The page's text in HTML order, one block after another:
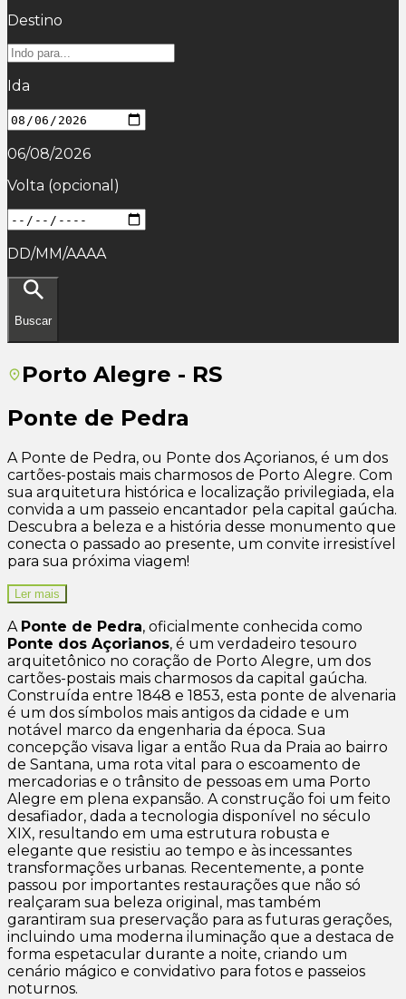
Destino
Ida
06/08/2026
Volta (opcional)
DD/MM/AAAA
Buscar
Porto Alegre - RS
Ponte de Pedra
A Ponte de Pedra, ou Ponte dos Açorianos, é um dos
cartões-postais mais charmosos de Porto Alegre. Com
sua arquitetura histórica e localização privilegiada, ela
convida a um passeio encantador pela capital gaúcha.
Descubra a beleza e a história desse monumento que
conecta o passado ao presente, um convite irresistível
para sua próxima viagem!
Ler mais
A Ponte de Pedra, oficialmente conhecida como
Ponte dos Açorianos, é um verdadeiro tesouro
arquitetônico no coração de Porto Alegre, um dos
cartões-postais mais charmosos da capital gaúcha.
Construída entre 1848 e 1853, esta ponte de alvenaria
é um dos símbolos mais antigos da cidade e um
notável marco da engenharia da época. Sua
concepção visava ligar a então Rua da Praia ao bairro
de Santana, uma rota vital para o escoamento de
mercadorias e o trânsito de pessoas em uma Porto
Alegre em plena expansão. A construção foi um feito
desafiador, dada a tecnologia disponível no século
XIX, resultando em uma estrutura robusta e
elegante que resistiu ao tempo e às incessantes
transformações urbanas. Recentemente, a ponte
passou por importantes restaurações que não só
realçaram sua beleza original, mas também
garantiram sua preservação para as futuras gerações,
incluindo uma moderna iluminação que a destaca de
forma espetacular durante a noite, criando um
cenário mágico e convidativo para fotos e passeios
noturnos.